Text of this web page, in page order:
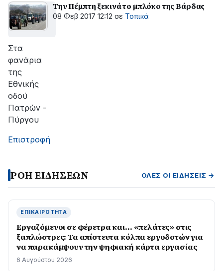
Την Πέμπτη ξεκινά το μπλόκο της Βάρδας
08 Φεβ 2017 12:12 σε Τοπικά
Στα
φανάρια
της
Εθνικής
οδού
Πατρών -
Πύργου
Επιστροφή
ΡΟΗ ΕΙΔΗΣΕΩΝ ΌΛΕΣ ΟΙ ΕΙΔΉΣΕΙΣ →
ΕΠΙΚΑΙΡΌΤΗΤΑ
Εργαζόμενοι σε φέρετρα και… «πελάτες» στις
ξαπλώστρες: Τα απίστευτα κόλπα εργοδοτών για
να παρακάμψουν την ψηφιακή κάρτα εργασίας
6 Αυγούστου 2026